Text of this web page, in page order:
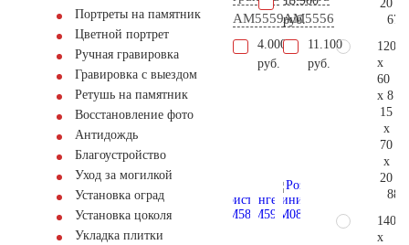
Портреты на памятник
Цветной портрет
Ручная гравировка
Гравировка с выездом
Ретушь на памятник
Восстановление фото
Антидождь
Благоустройство
Уход за могилкой
Установка оград
Установка цоколя
Укладка плитки
AM5559
4.000
руб.
руб.
AM5556
11.100
руб.
20
120
x
60
x 8
15
x
70
x
20
140
x